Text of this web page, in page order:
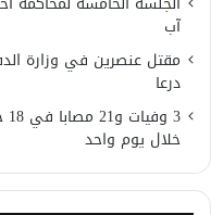
آب
مقتل عنصرين في وزارة
درعا
خلال يوم واحد